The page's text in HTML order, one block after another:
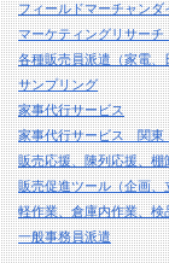
フィールドマーチャンダ
マーケティングリサー
各種販売員派遣（家電
サンプリング
家事代行サービス
家事代行サービス 関東
販売応援、陳列応援、
販売促進ツール（企画、
軽作業、倉庫内作業、
一般事務員派遣